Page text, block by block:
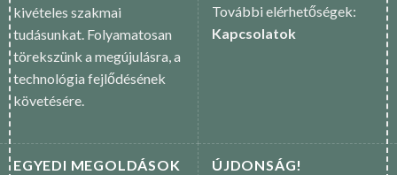
kivételes szakmai
tudásunkat. Folyamatosan
törekszünk a megújulásra, a
technológia fejlődésének
követésére.
További elérhetőségek:
Kapcsolatok
EGYEDI MEGOLDÁSOK
ÚJDONSÁG!